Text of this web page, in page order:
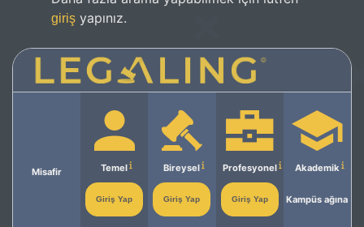
giriş yapınız.
Misafir Temel
Giriş Yap
Bireysel
Giriş Yap
Profesyonel
Giriş Yap
Akademik
Kampüs ağına